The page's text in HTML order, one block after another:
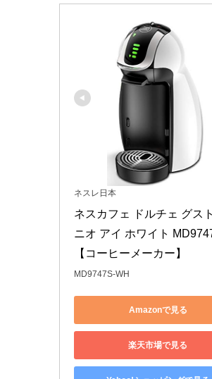
ネスレ日本
ネスカフェ ドルチェ グス
ニオ アイ ホワイト
【コーヒーメーカー】
MD9747S-WH
Amazonで見る
楽天市場で見る